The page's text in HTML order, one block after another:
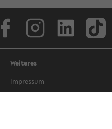
Face­book
Weiteres
Im­pres­sum